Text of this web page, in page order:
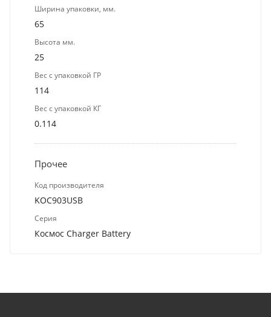
Ширина упаковки, мм.
65
Высота мм.
25
Вес с упаковкой ГР
114
Вес с упаковкой КГ
0.114
Прочее
Код производителя
KOC903USB
Серия
Космос Charger Battery